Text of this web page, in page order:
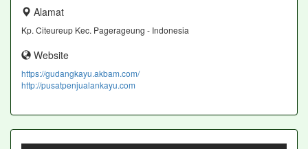
Alamat
Kp. Citeureup Kec. Pagerageung - Indonesia
Website
https://gudangkayu.akbam.com/
http://pusatpenjualankayu.com